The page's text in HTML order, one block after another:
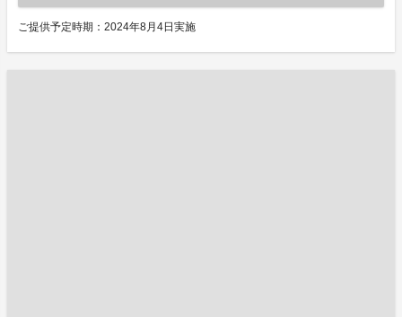
ご提供予定時期：2024年8月4日実施